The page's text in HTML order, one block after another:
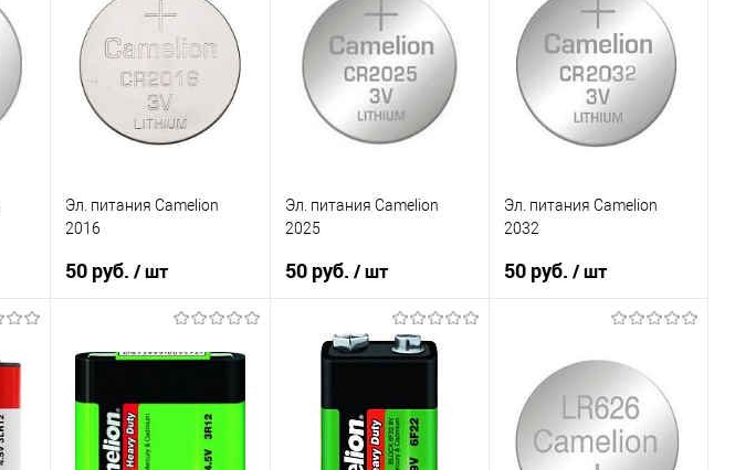
К сравнению
В избранное
В наличии
К сравнению
В избранное
В наличии
К сравнению
В избранное
В наличии
Эл. питания Camelion
2016
50 руб./ шт
В избранное
В наличии
Эл. питания Camelion
2025
50 руб. / шт
В корзину
В избранное
В наличии
Эл. питания Camelion
2032
50 руб. / шт
К сравнению
В избранное
В наличии